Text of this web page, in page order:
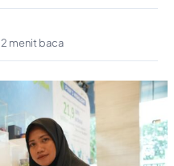
2 menit baca